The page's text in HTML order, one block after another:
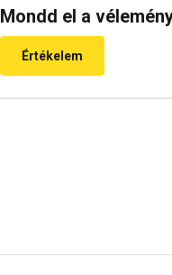
Mondd el a
Értékelem